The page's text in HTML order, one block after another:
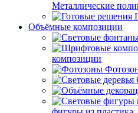
Металлические
Объёмные композиции
композиции